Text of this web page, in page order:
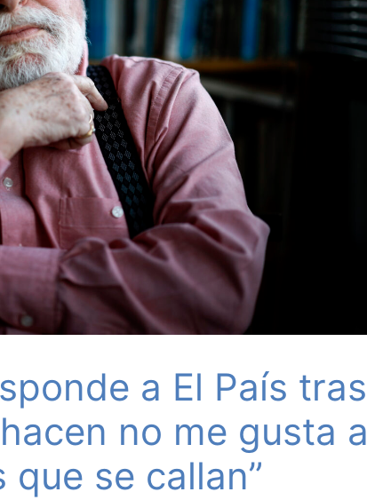
a El País tras
no me gusta a
se callan”